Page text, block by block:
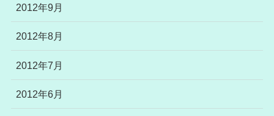
2012年9月
2012年8月
2012年7月
2012年6月